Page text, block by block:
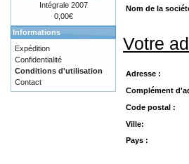
Nom de la
Votre
Adresse :
Complément
Code postal :
Ville:
Pays :
Intégrale 2007
0,00€
Informations
Expédition
Confidentialité
Conditions d'utilisation
Contact